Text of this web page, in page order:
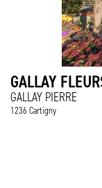
GALLAY
GALLAY PIERRE
1236 Cartigny